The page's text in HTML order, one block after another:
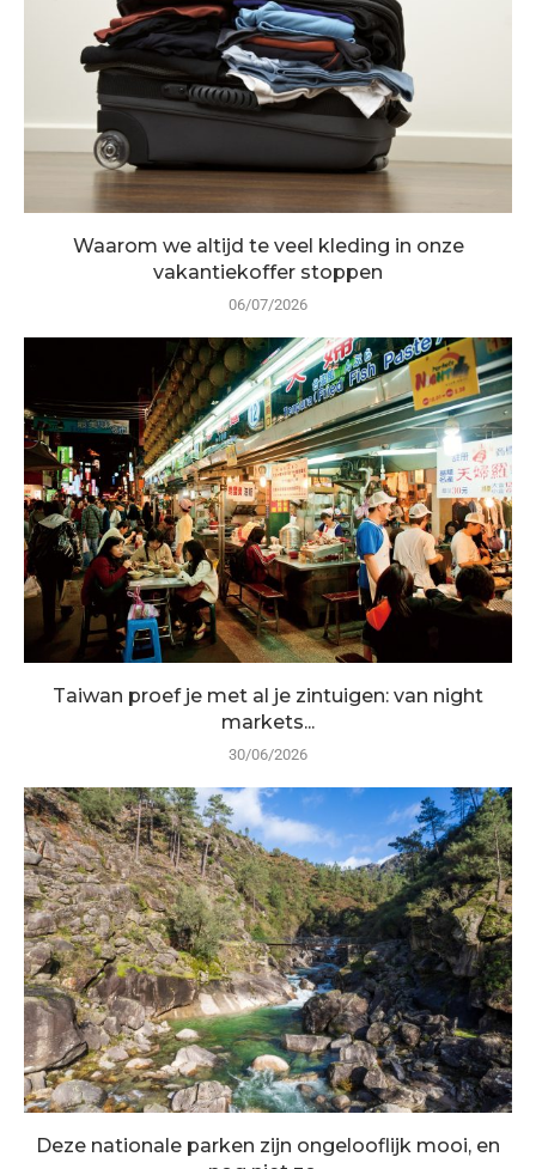
Waarom we altijd te veel kleding in onze
vakantiekoffer stoppen
06/07/2026
Taiwan proef je met al je zintuigen: van night
markets...
30/06/2026
Deze nationale parken zijn ongelooflijk mooi, en